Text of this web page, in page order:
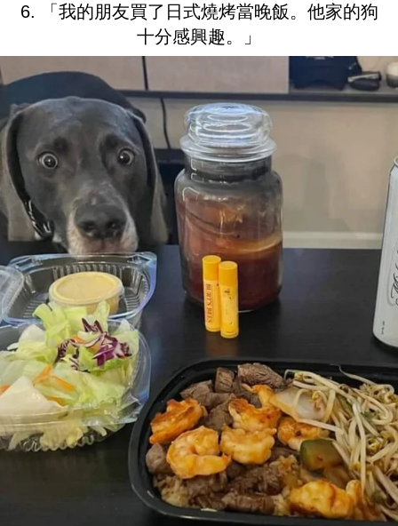
6. 「我的朋友買了日式燒烤當晚飯。他家的狗
十分感興趣。」